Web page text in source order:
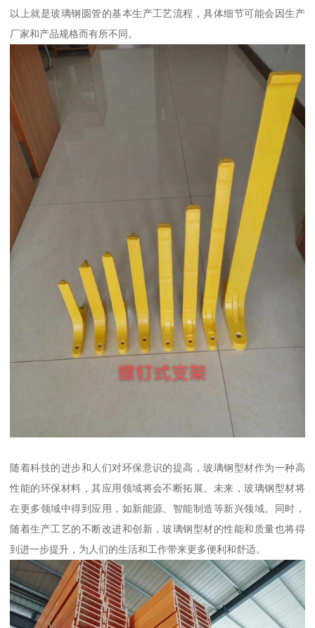
以上就是玻璃钢圆管的基本生产工艺流程，具体细节可能会因生产
厂家和产品规格而有所不同。
随着科技的进步和人们对环保意识的提高，玻璃钢型材作为一种高
性能的环保材料，其应用领域将会不断拓展。未来，玻璃钢型材将
在更多领域中得到应用，如新能源、智能制造等新兴领域。同时，
随着生产工艺的不断改进和创新，玻璃钢型材的性能和质量也将得
到进一步提升，为人们的生活和工作带来更多便利和舒适。